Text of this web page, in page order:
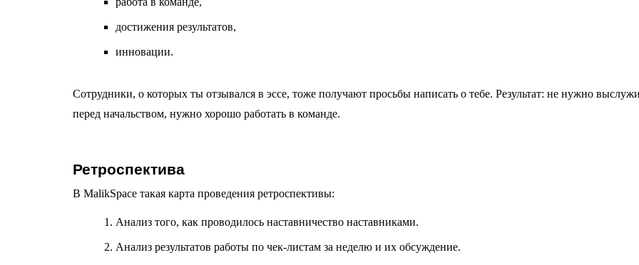
достижения результатов,
инновации.
Сотрудники, о которых ты отзывался в эссе, тоже получают просьбы написать о тебе. Результат: не нужно
перед начальством, нужно хорошо работать в команде.
Ретроспектива
В MalikSpace такая карта проведения ретроспективы:
Анализ того, как проводилось наставничество наставниками.
Анализ результатов работы по чек-листам за неделю и их обсуждение.